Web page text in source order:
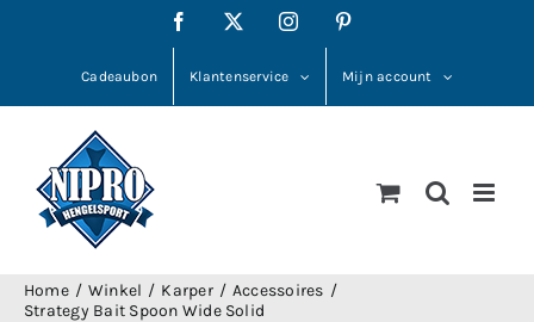
Facebook Instagram
Cadeaubon Klantenservice Mijn account
Home Winkel Karper
Accessoires
Strategy Bait Spoon Wide Solid